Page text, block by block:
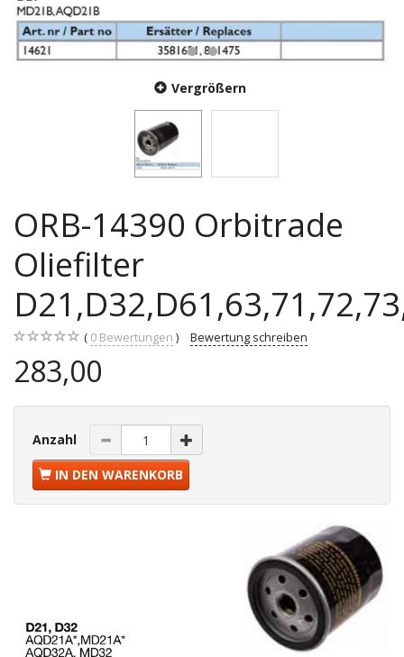
Vergrößern
ORB-14390 Orbitrade
Oliefilter
0 Bewertungen Bewertung schreiben
283,00
Anzahl
IN DEN WARENKORB